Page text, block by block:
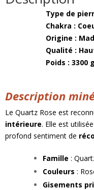
Type
Chakra :
Poids : 3300 g
Description
Le Quartz Rose est
intérieure. Elle est
profond sentiment de
Famille :
Couleurs :
Gisements